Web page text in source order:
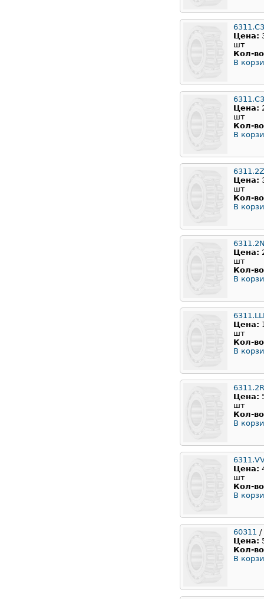
6311.C3
Цена:
шт
Кол-
В
Цена:
шт
Кол-
В
6311.2Z
Цена:
шт
Кол-
В
Цена:
шт
Кол-
В
Цена:
шт
Кол-
В
Цена:
шт
Кол-
В
Цена:
шт
Кол-
В
60311 /
Цена:
Кол-
В